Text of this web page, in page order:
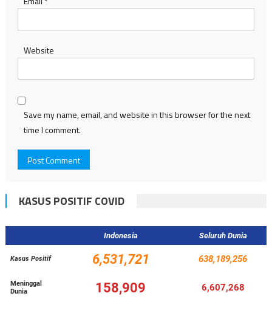
Website
Save my name, email, and website in this browser for the next
time I comment.
KASUS POSITIF COVID